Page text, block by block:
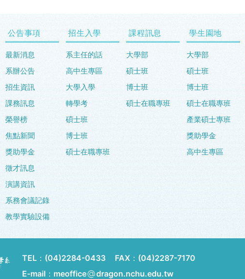
公告事項
最新消息
系辦公告
招生資訊
課務訊息
榮譽榜
焦點新聞
獎助學金
徵才訊息
演講資訊
系務會議記錄
教學實驗設備
招生入學
系主任的話
高中生專區
大學入學
轉學考
碩士班
博士班
碩士在職專班
課程訊息
大學部
碩士班
博士班
碩士在職專班
學生園地
大學部
碩士班
博士班
碩士在職專班
產業碩士專班
獎助學金
高中生專區
TEL： (04)2284-0433 FAX： (04)2287-7170
E-mail：meoffice
dragon.nchu.edu.tw